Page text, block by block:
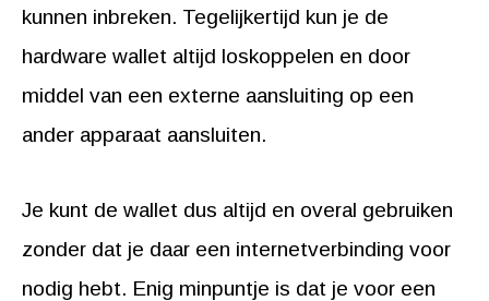
kunnen inbreken. Tegelijkertijd kun je de
hardware wallet altijd loskoppelen en door
middel van een externe aansluiting op een
ander apparaat aansluiten.
Je kunt de wallet dus altijd en overal gebruiken
zonder dat je daar een internetverbinding voor
nodig hebt. Enig minpuntje is dat je voor een